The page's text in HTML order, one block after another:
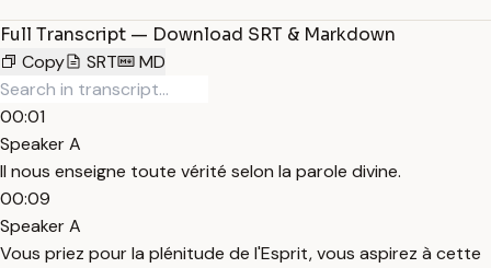
Full Transcript — Download SRT & Markdown
Copy
SRT MD
00:01
Speaker A
Il nous enseigne toute vérité selon la parole divine.
00:09
Speaker A
Vous priez pour la plénitude de l'Esprit, vous aspirez à cette